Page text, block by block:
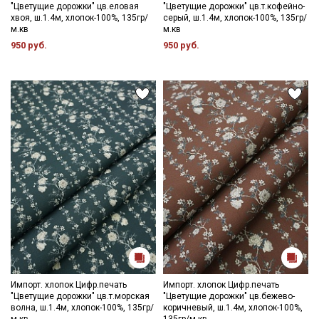
"Цветущие дорожки" цв.еловая
хвоя, ш.1.4м, хлопок-100%, 135гр/
м.кв
950 руб.
"Цветущие дорожки" цв.т.кофейно-
серый, ш.1.4м, хлопок-100%, 135гр/
м.кв
950 руб.
Импорт. хлопок Цифр.печать
"Цветущие дорожки" цв.т.морская
волна, ш.1.4м, хлопок-100%, 135гр/
Импорт. хлопок Цифр.печать
"Цветущие дорожки" цв.бежево-
коричневый, ш.1.4м, хлопок-100%,
Секретная рассылка от Купава
Мы публикуем здесь дополнительные